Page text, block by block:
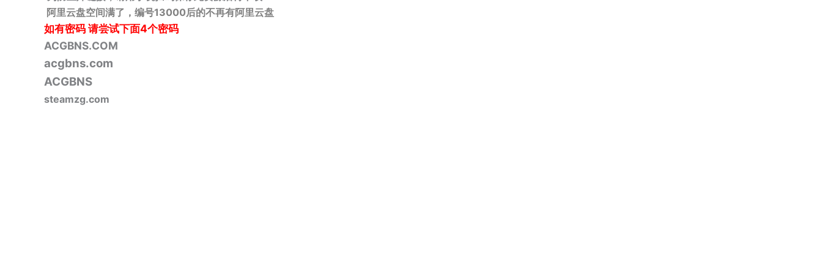
阿里云盘空间满了，编号13000后的不再有阿里云盘
如有密码请尝试下面4个密码
ACGBNS.COM
acgbns.com
ACGBNS
steamzg.com